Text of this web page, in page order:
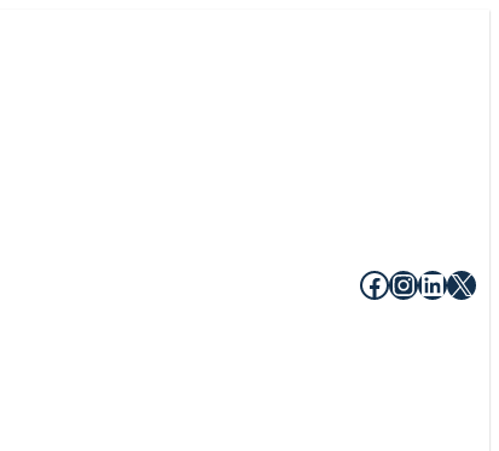
Facebook
X